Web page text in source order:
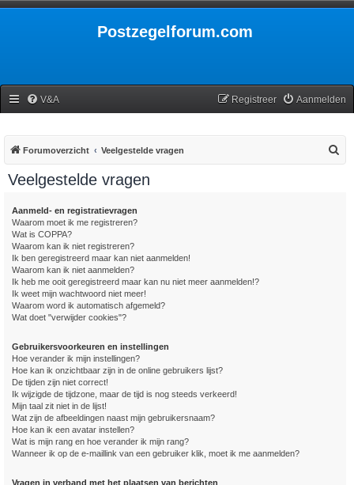
Postzegelforum.com
V&A Aanmelden
Registreer
Forumoverzicht Veelgestelde vragen
Veelgestelde vragen
Aanmeld- en registratievragen
Waarom moet ik me registreren?
Wat is COPPA?
Waarom kan ik niet registreren?
Ik ben geregistreerd maar kan niet aanmelden!
Waarom kan ik niet aanmelden?
Ik heb me ooit geregistreerd maar kan nu niet meer aanmelden!?
Ik weet mijn wachtwoord niet meer!
Waarom word ik automatisch afgemeld?
Wat doet "verwijder cookies"?
Gebruikersvoorkeuren en instellingen
Hoe verander ik mijn instellingen?
Hoe kan ik onzichtbaar zijn in de online gebruikers lijst?
De tijden zijn niet correct!
Ik wijzigde de tijdzone, maar de tijd is nog steeds verkeerd!
Mijn taal zit niet in de lijst!
Wat zijn de afbeeldingen naast mijn gebruikersnaam?
Hoe kan ik een avatar instellen?
Wat is mijn rang en hoe verander ik mijn rang?
Wanneer ik op de e-maillink van een gebruiker klik, moet ik me aanmelden?
Vragen in verband met het plaatsen van berichten